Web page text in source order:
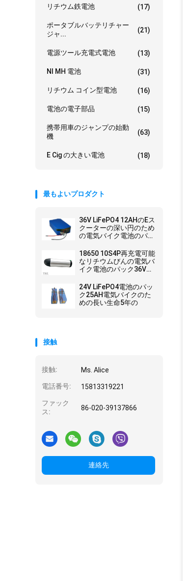
リチウム鉄電池 (17)
ポータブルバッテリチャー
ジャ...
(21)
電源ツール充電式電池 (13)
NI MH 電池 (31)
リチウム コイン型電池 (16)
電池の電子部品 (15)
携帯用車のジャンプの始動
機
(63)
E Cig の大きい電池 (18)
最もよいプロダクト
36V LiFePO4 12AHのEス
クーターの深い円のため
の電気バイク電池のパッ
18650 10S4P再充電可能
なリチウムびんの電気バ
イク電池のパック36V
24V LiFePO4電池のパッ
ク25AH電気バイクのた
めの長い生命5年の
接触
接触: Ms. Alice
電話番号: 15813319221
ファック
ス:
86-020-39137866
連絡先